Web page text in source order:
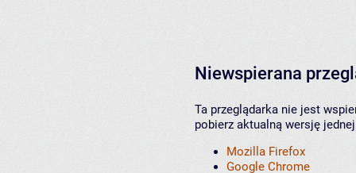
Niewspierana
Ta przeglądarka nie jest
pobierz aktualną wersję
Mozilla Firefox
Google Chrome